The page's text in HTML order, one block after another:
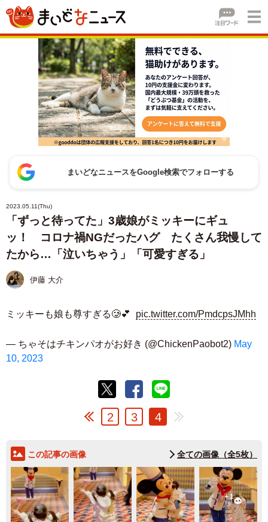
まいどなニュースをGoogle検索でフォローする
2023.05.11(Thu)
「ずっと待ってた」3歳娘がミッキーにギュ
ッ！ コロナ禍NGだったハグ たくさん我慢して
たから…「泣いちゃう」「可愛すぎる」
伊藤 大介
ミッキーも娘も尊すぎる🥲💕 pic.twitter.com/PmdcpsJMhh
— ちゃそはチキンパオがお好き (@ChickenPaobot2) May
10, 2023
2 3 4
この記事の画像 全ての画像（全5枚）
1